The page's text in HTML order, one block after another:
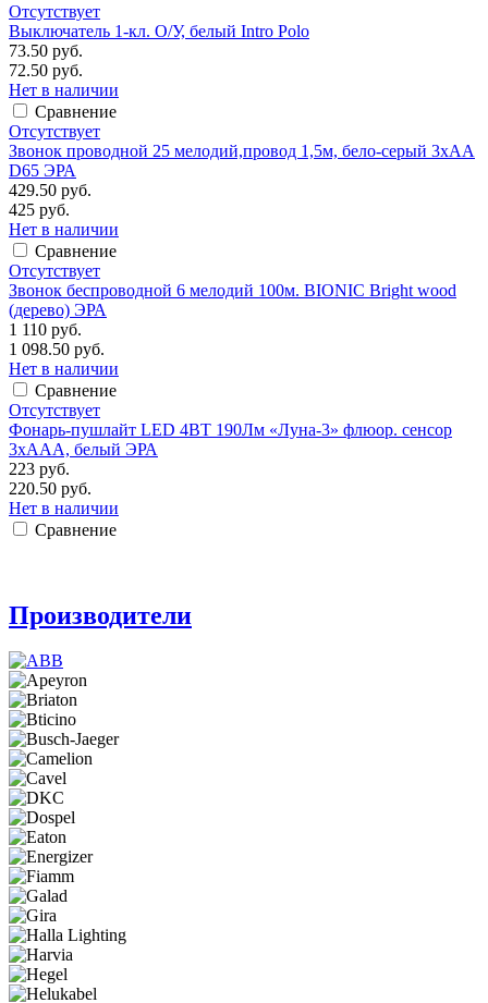
Отсутствует
Выключатель 1-кл. O/У, белый Intro Polo
73.50 руб.
72.50 руб.
Нет в наличии
Сравнение
Отсутствует
Звонок проводной 25 мелодий,провод 1,5м, бело-серый 3хАА
D65 ЭРА
429.50 руб.
425 руб.
Нет в наличии
Сравнение
Отсутствует
Звонок беспроводной 6 мелодий 100м. BIONIC Bright wood
(дерево) ЭРА
1 110 руб.
1 098.50 руб.
Нет в наличии
Сравнение
Отсутствует
Фонарь-пушлайт LED 4ВТ 190Лм «Луна-3» флюор. сенсор
3xAAA, белый ЭРА
223 руб.
220.50 руб.
Нет в наличии
Сравнение
Производители